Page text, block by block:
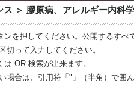
ス ＞ 膠原病、アレルギー内科学
を押してください。公開するすべ
って入力してください。
OR 検索が出来ます。
合は、引用符「"」（半角）で囲ん